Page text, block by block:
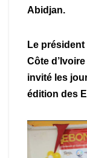
Abidjan.
Le
Côte
invité les
édition des